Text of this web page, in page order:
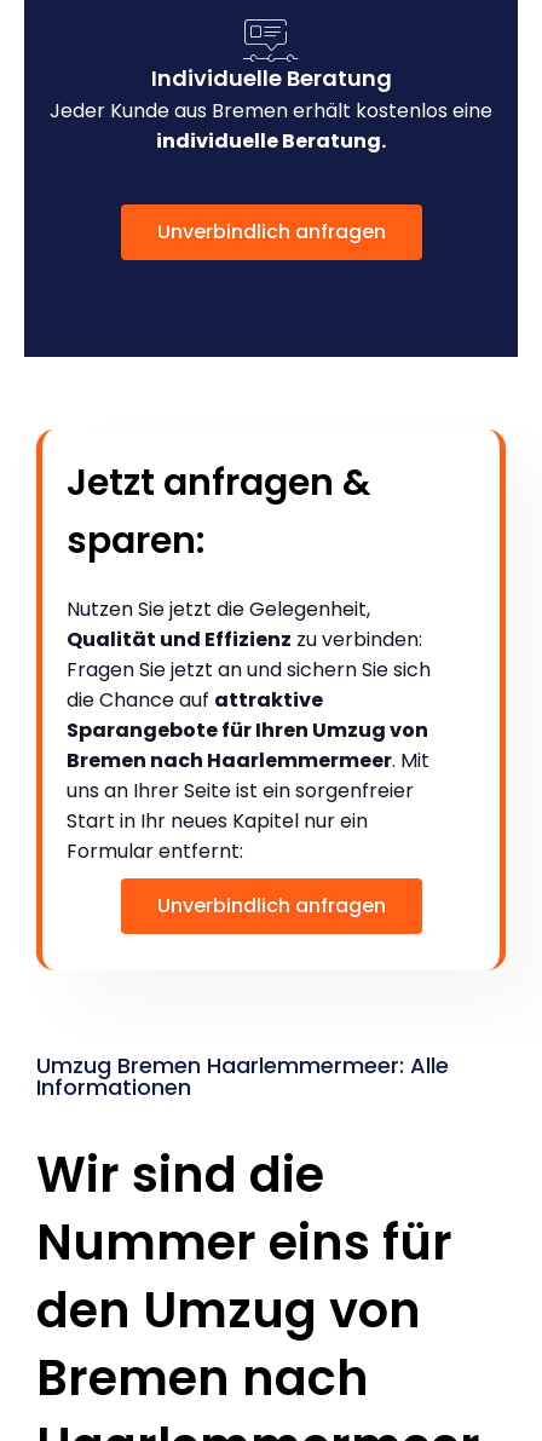
Individuelle Beratung
Jeder Kunde aus Bremen erhält kostenlos eine
individuelle Beratung.
Unverbindlich anfragen
Jetzt anfragen &
sparen:
Nutzen Sie jetzt die Gelegenheit,
Qualität und Effizienz zu verbinden:
Fragen Sie jetzt an und sichern Sie sich
die Chance auf attraktive
Sparangebote für Ihren Umzug von
Bremen nach Haarlemmermeer. Mit
uns an Ihrer Seite ist ein sorgenfreier
Start in Ihr neues Kapitel nur ein
Formular entfernt:
Unverbindlich anfragen
Umzug Bremen Haarlemmermeer: Alle
Informationen
Wir sind die
Nummer eins für
den Umzug von
Bremen nach